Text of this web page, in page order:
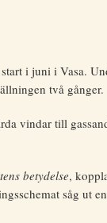
i juni i Vasa.
två gånger.
vindar till
betydelse,
såg ut